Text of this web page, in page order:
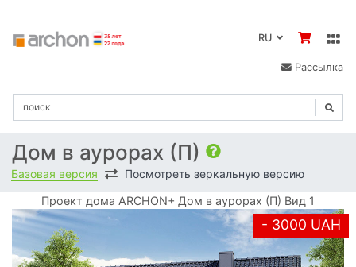
Рассылка
Дом в аурорах (П)
Базовая версия Посмотреть зеркальную версию
Проект дома ARCHON+ Дом в аурорах (П) Вид 1
- 3000 UAH